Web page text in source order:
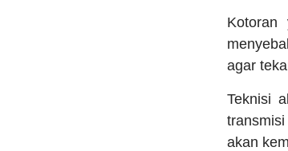
Kotoran
agar
Teknisi
akan